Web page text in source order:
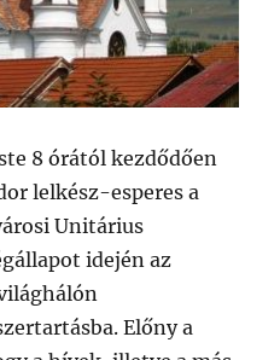
8 órától kezdődően
lelkész-esperes a
Unitárius
idején az
Előny a